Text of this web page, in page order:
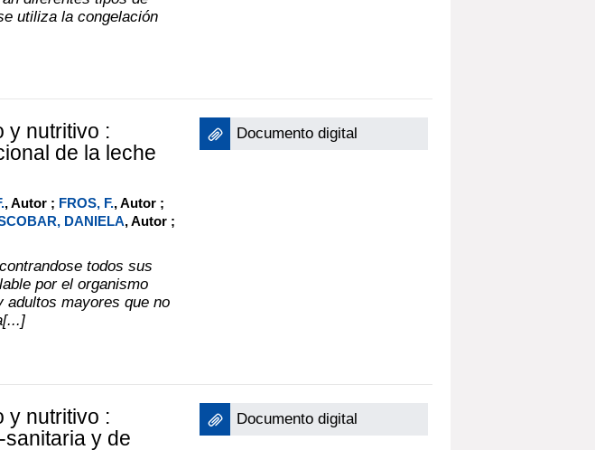
utiliza la congelación
y nutritivo :
de la leche
, Autor ; FROS, F., Autor ;
DANIELA, Autor ;
todos sus
por el organismo
adultos mayores que no
Documento digital
y nutritivo :
y de
Documento digital